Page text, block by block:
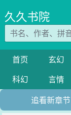
久久书院
首页 玄幻
科幻
言情
追看新章